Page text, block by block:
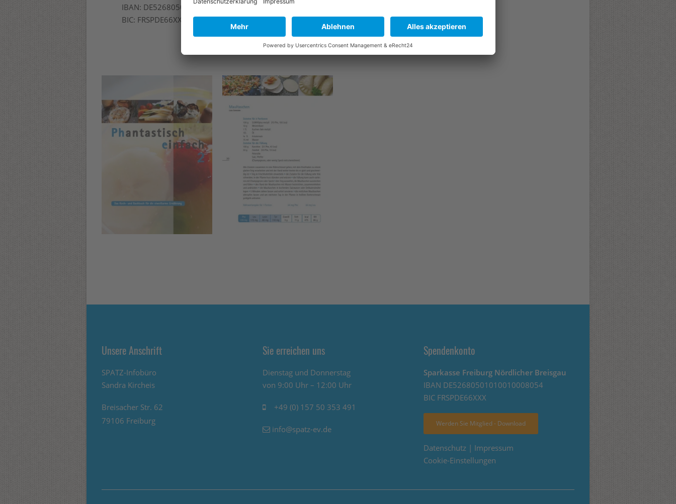
IBAN: DE52680501010010008054
BIC: FRSPDE66XXX
Unsere Anschrift
SPATZ-Infobüro
Sandra Kircheis
Breisacher Str. 62
79106 Freiburg
Sie erreichen uns
Dienstag und Donnerstag
von 9:00 Uhr – 12:00 Uhr
+49 (0) 157 50 353 491
info@spatz-ev.de
Spendenkonto
Sparkasse Freiburg Nördlicher Breisgau
IBAN DE52680501010010008054
BIC FRSPDE66XXX
Werden Sie Mitglied - Download
Datenschutz | Impressum
Cookie-Einstellungen